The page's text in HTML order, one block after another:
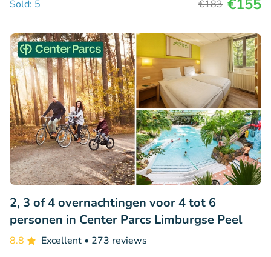
Sold: 5
€183 €155
2, 3 of 4 overnachtingen voor 4 tot 6
personen in Center Parcs Limburgse Peel
8.8 Excellent • 273 reviews